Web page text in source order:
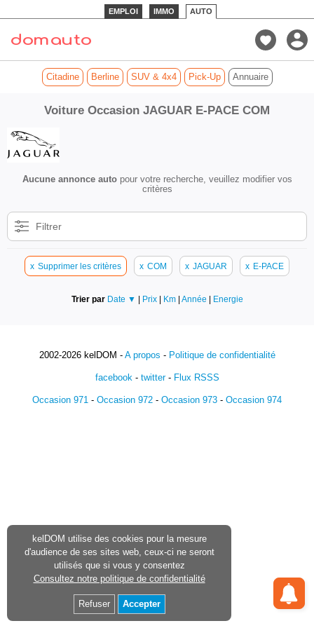
EMPLOI IMMO AUTO
Citadine Berline SUV & 4x4 Pick-Up Annuaire
Voiture Occasion JAGUAR E-PACE COM
Aucune annonce autopour votre recherche, veuillez modifier vos
critères
Filtrer
x Supprimer les critères x COM x JAGUAR x E-PACE
Trier par Date ▼ | Prix | Km | Année | Energie
2002-2026 kelDOM - A propos - Politique de confidentialité
facebook- twitter- Flux RSSS
Occasion 971 - Occasion 972 - Occasion 973 - Occasion 974
kelDOM utilise des cookies pour la mesure
d'audience de ses sites web, ceux-ci ne seront
utilisés que si vous y consentez
Consultez notre politique de confidentialité
Refuser Accepter